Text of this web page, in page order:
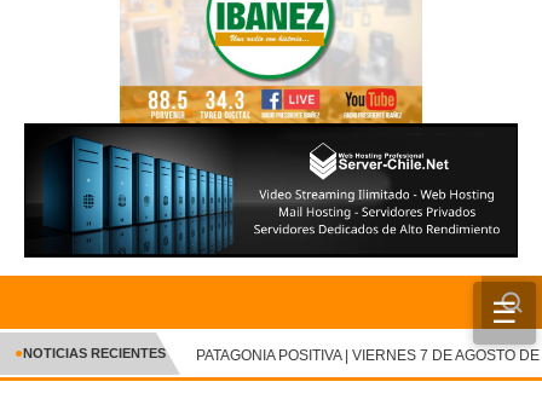
☰
INICIO
CRÓNICA
●NOTICIAS RECIENTES PATAGONIA POSITIVA | VIERNES 7 DE AGOSTO DE